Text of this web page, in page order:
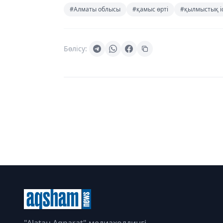
#Алматы облысы #қамыс өрті #қылмыстық
Бөлісу: